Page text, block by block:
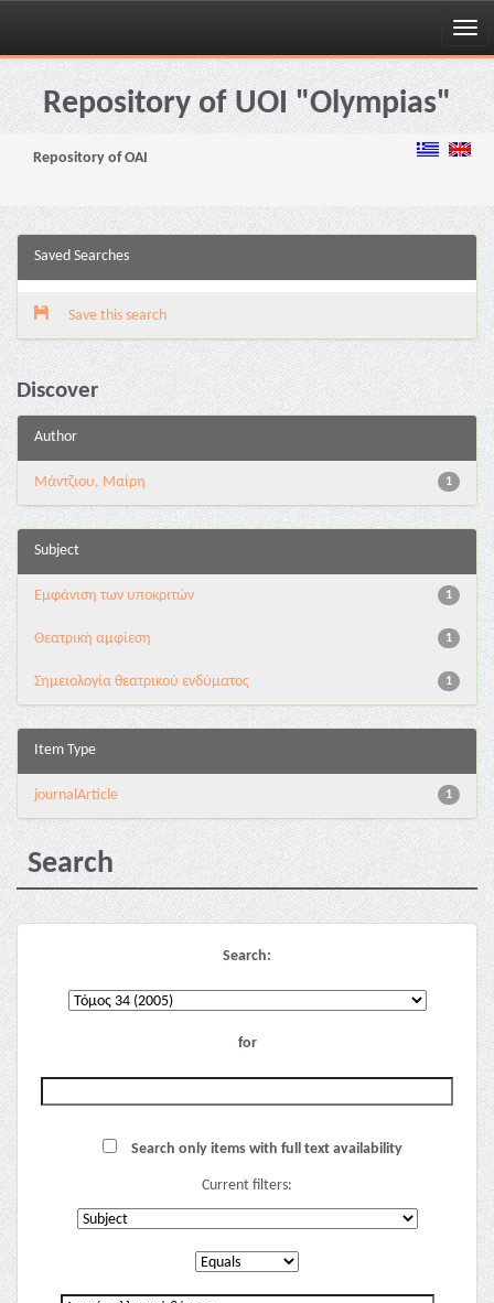
Skip
navigationRepository of UOI "Olympias"
Repository of OAI
Saved Searches
Save this search
Discover
Author
1
Μάντζιου, Μαίρη
Subject
1
Εμφάνιση των υποκριτών
1
Θεατρική αμφίεση
1
Σημειολογία θεατρικού ενδύματος
Item Type
1
journalArticle
Search
Search:
for
Search only items with full text availability
Current filters: